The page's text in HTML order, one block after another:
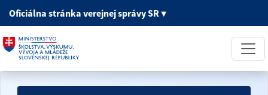
Oficiálna stránka verejnej správy SR▼